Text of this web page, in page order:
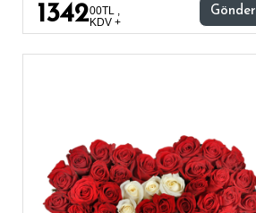
134200TL ,
KDV +
Gönder